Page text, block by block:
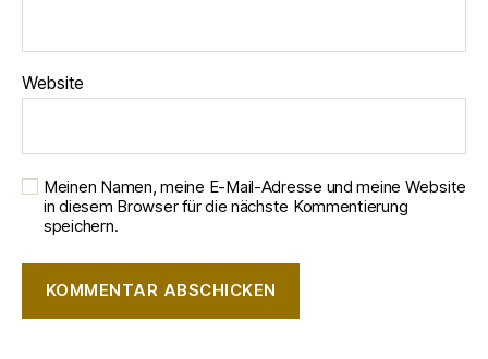
Website
Meinen Namen, meine E-Mail-Adresse und meine Website
in diesem Browser für die nächste Kommentierung
speichern.